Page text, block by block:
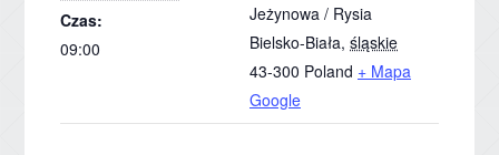
Czas:
09:00
Jeżynowa / Rysia
Bielsko-Biała, śląskie
43-300 Poland + Mapa
Google